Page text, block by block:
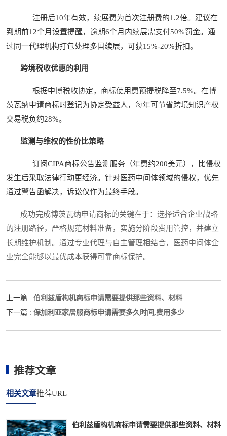
注册后10年有效，续展费为首次注册费的1.2倍。建议在
到期前12个月设置提醒，逾期6个月内续展需支付50%罚金。通
过同一代理机构打包处理多国续展，可获15%-20%折扣。
跨境税收优惠的利用
根据中博税收协定，商标使用费预提税降至7.5%。在博
茨瓦纳申请商标时登记为协定受益人，每年可节省跨境知识产权
交易税负约28%。
监测与维权的性价比策略
订阅CIPA商标公告监测服务（年费约200美元），比侵权
发生后采取法律行动更经济。针对医药中间体领域的侵权，优先
通过警告函解决，诉讼仅作为最终手段。
成功完成博茨瓦纳申请商标的关键在于：选择适合企业战略
的注册路径，严格规范材料准备，实施分阶段费用管控，并建立
长期维护机制。通过专业代理与自主管理相结合，医药中间体企
业完全能够以最优成本获得可靠商标保护。
上一篇 : 伯利兹盾构机商标申请需要提供那些资料、材料
下一篇 : 保加利亚家居服商标申请需要多久时间,费用多少
推荐文章
相关文章推荐URL
伯利兹盾构机商标申请需要提供那些资料、材料